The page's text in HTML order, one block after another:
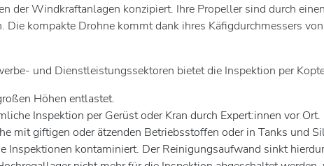
der Windkraftanlagen konzipiert. Ihre Propeller sind durch
kompakte Drohne kommt dank ihres Käfigdurchmessers
und Dienstleistungssektoren bietet die Inspektion per
Höhen entlastet.
Inspektion per Gerüst oder Kran durch Expert:innen vor Ort.
mit giftigen oder ätzenden Betriebsstoffen oder in Tanks und
Inspektionen kontaminiert. Der Reinigungsaufwand sinkt